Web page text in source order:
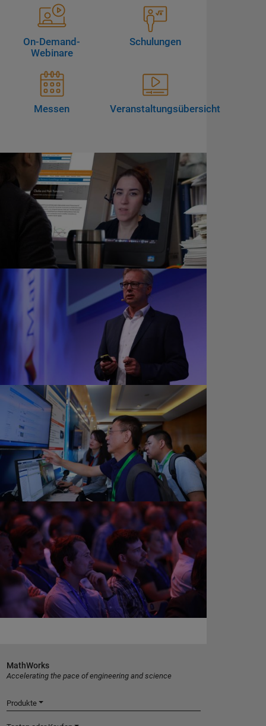
On-Demand-
Webinare
Schulungen
Messen Veranstaltungsübersicht
MathWorks
Accelerating the pace of engineering and science
Produkte